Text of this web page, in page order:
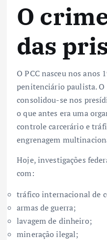
O
das
O PCC nasceu nos anos
penitenciário paulista. O
consolidou-se nos
o que antes era uma
controle carcerário e
engrenagem
Hoje, investigações
com:
tráfico internacional de
armas de guerra;
lavagem de dinheiro;
mineração ilegal;